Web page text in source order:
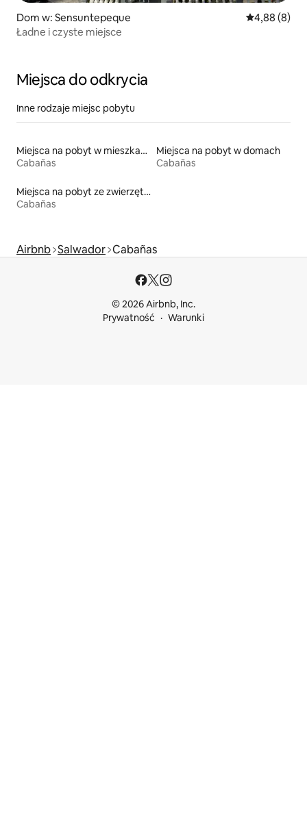
Dom w: Sensuntepeque Średnia
4,88 (8)
Ładne i czyste miejsce
Miejsca do odkrycia
Inne rodzaje miejsc pobytu
Miejsca na pobyt w mieszkaniach
Cabañas
Miejsca na pobyt w domach
Cabañas
Miejsca na pobyt ze zwierzętami
Cabañas
Airbnb Salwador Cabañas
© 2026 Airbnb, Inc.
Prywatność
Warunki